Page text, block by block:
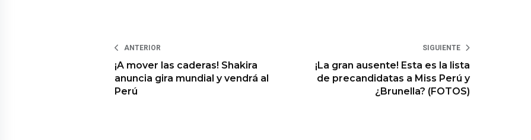
ANTERIOR
¡A mover las caderas! Shakira
anuncia gira mundial y vendrá al
Perú
SIGUIENTE
¡La gran ausente! Esta es la lista
de precandidatas a Miss Perú y
¿Brunella? (FOTOS)